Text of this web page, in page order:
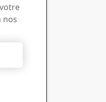
nos